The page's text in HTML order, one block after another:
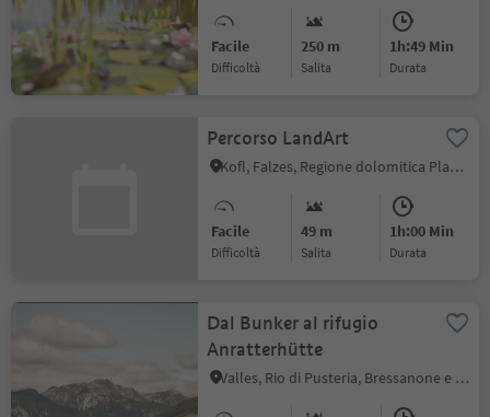
Facile
Difficoltà
250 m
Salita
1h:49 Min
durata
Percorso LandArt
Kofl, Falzes, Regione dolomitica Plan de Corones
Facile
Difficoltà
49 m
Salita
1h:00 Min
durata
Dal Bunker al rifugio
Anratterhütte
Valles, Rio di Pusteria, Bressanone e dintorni